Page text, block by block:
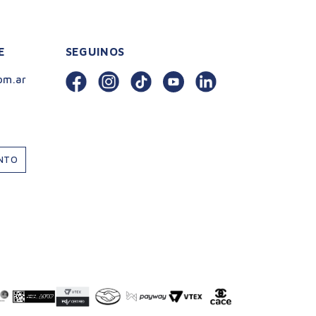
SEGUINOS